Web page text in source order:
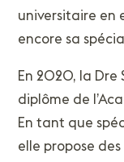
universitaire en
encore sa
En 2020, la Dre
diplôme de
En tant que
elle propose